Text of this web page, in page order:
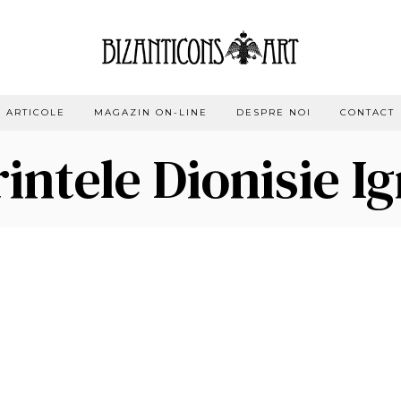
ARTICOLE MAGAZIN ON-LINE DESPRE NOI CONTACT
Dionisie